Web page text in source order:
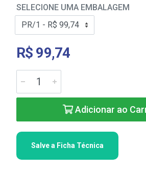
SELECIONE UMA EMBALAGEM
R$ 99,74
Adicionar ao
Salve a Ficha Técnica